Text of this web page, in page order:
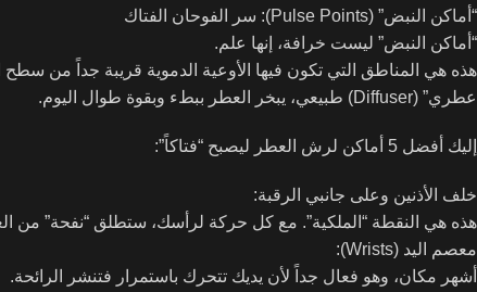
“أماكن النبض” (Pulse Points): سر الفوحان الفتاك
“أماكن النبض” ليست خرافة، إنها علم.
هذه هي المناطق التي تكون فيها الأوعية الدموية قريبة جداً من سطح
عطري” (Diffuser) طبيعي، يبخر العطر ببطء وبقوة طوال اليوم.
إليك أفضل 5 أماكن لرش العطر ليصبح “فتاكاً”:
خلف الأذنين وعلى جانبي الرقبة:
هذه هي النقطة “الملكية”. مع كل حركة لرأسك، ستطلق “نفحة” من
معصم اليد (Wrists):
أشهر مكان، وهو فعال جداً لأن يديك تتحرك باستمرار فتنشر الرائحة.